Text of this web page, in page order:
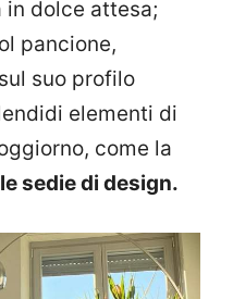
in dolce attesa;
pancione,
suo profilo
elementi di
come la
sedie di design.